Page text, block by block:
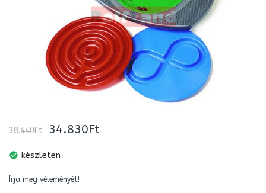
38.440Ft 34.830Ft
check_circle készleten
Írja meg véleményét!